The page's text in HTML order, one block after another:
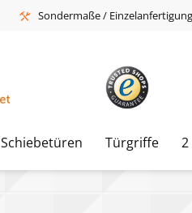
Sondermaße /
Schiebetüren Türgriffe 2